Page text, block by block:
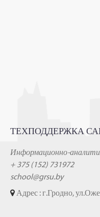
ТЕХПОДДЕРЖКА
Информационно-
+ 375 (152) 731972
school@grsu.by
Адрес : г.Гродно,